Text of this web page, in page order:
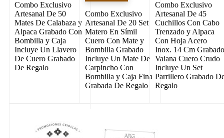
Combo Exclusivo
Artesanal De 50
Mates De Calabaza y
Alpaca Grabado Con
Bombilla y Caja
Incluye Un Llavero
De Cuero Grabado
De Regalo
Combo Exclusivo
Artesanal De 20 Set
Matero En Símil
Cuero Con Mate y
Bombilla Grabado
Incluye Un Mate De
Carpincho Con
Bombilla y Caja Fina
Grabada De Regalo
Combo Exclusivo
Artesanal De 45
Cuchillos Con Cabo
Trenzado y Alpaca
Con Hoja Acero
Inox. 14 Cm
Vaiana Cuero Crudo
Incluye Un Set
Parrillero Grabado
Regalo